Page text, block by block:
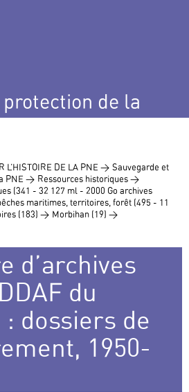
de la
L’HISTOIRE DE LA PNE > Sauvegarde et
PNE > Ressources historiques >
(341 - 32 127 ml - 2000 Go archives
maritimes, territoires, forêt (495 - 11
(183) > Morbihan (19) >
d’archives
du
dossiers de
1950-